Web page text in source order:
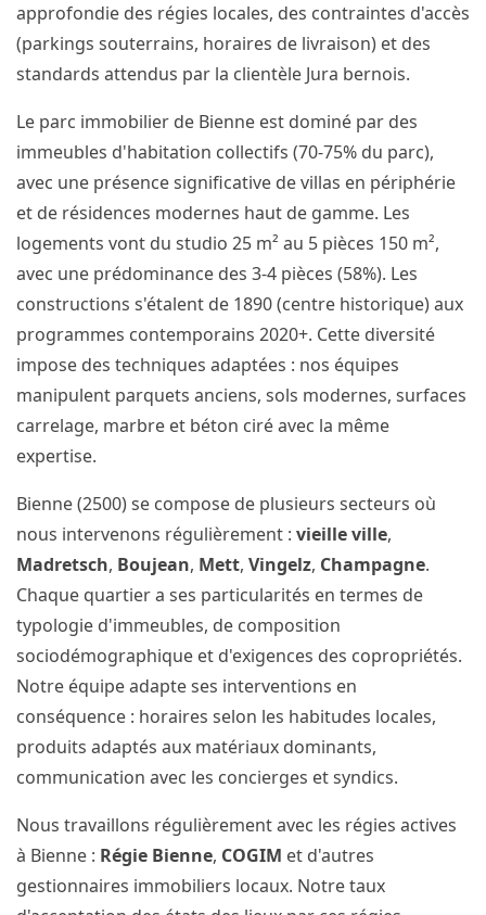
approfondie des régies locales, des contraintes d'accès
(parkings souterrains, horaires de livraison) et des
standards attendus par la clientèle Jura bernois.
Le parc immobilier de Bienne est dominé par des
immeubles d'habitation collectifs (70-75% du parc),
avec une présence significative de villas en périphérie
et de résidences modernes haut de gamme. Les
logements vont du studio 25 m² au 5 pièces 150 m²,
avec une prédominance des 3-4 pièces (58%). Les
constructions s'étalent de 1890 (centre historique) aux
programmes contemporains 2020+. Cette diversité
impose des techniques adaptées : nos équipes
manipulent parquets anciens, sols modernes, surfaces
carrelage, marbre et béton ciré avec la même
expertise.
Bienne (2500) se compose de plusieurs secteurs où
nous intervenons régulièrement : vieille ville,
Madretsch, Boujean, Mett, Vingelz, Champagne.
Chaque quartier a ses particularités en termes de
typologie d'immeubles, de composition
sociodémographique et d'exigences des copropriétés.
Notre équipe adapte ses interventions en
conséquence : horaires selon les habitudes locales,
produits adaptés aux matériaux dominants,
communication avec les concierges et syndics.
Nous travaillons régulièrement avec les régies actives
à Bienne : Régie Bienne, COGIM et d'autres
gestionnaires immobiliers locaux. Notre taux